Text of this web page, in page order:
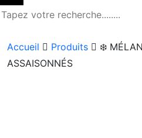
Accueil Produits
❄️
ASSAISONNÉS